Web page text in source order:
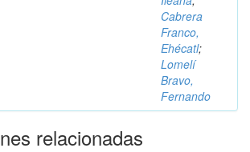
Cabrera
Franco,
Ehécatl;
Lomelí
Bravo,
Fernando
relacionadas